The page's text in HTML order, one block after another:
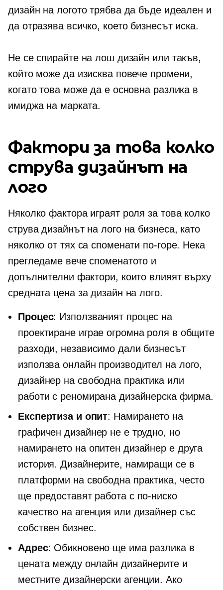
дизайн на логото трябва да бъде идеален и
да отразява всичко, което бизнесът иска.
Не се спирайте на лош дизайн или такъв,
който може да изисква повече промени,
когато това може да е основна разлика в
имиджа на марката.
Фактори за това колко
струва дизайнът на
лого
Няколко фактора играят роля за това колко
струва дизайнът на лого на бизнеса, като
няколко от тях са споменати по-горе. Нека
прегледаме вече споменатото и
допълнителни фактори, които влияят върху
средната цена за дизайн на лого.
Процес: Използваният процес на
проектиране играе огромна роля в общите
разходи, независимо дали бизнесът
използва онлайн производител на лого,
дизайнер на свободна практика или
работи с реномирана дизайнерска фирма.
Експертиза и опит: Намирането на
графичен дизайнер не е трудно, но
намирането на опитен дизайнер е друга
история. Дизайнерите, намиращи се в
платформи на свободна практика, често
ще предоставят работа с по-ниско
качество на агенция или дизайнер със
собствен бизнес.
Адрес: Обикновено ще има разлика в
цената между онлайн дизайнерите и
местните дизайнерски агенции. Ако